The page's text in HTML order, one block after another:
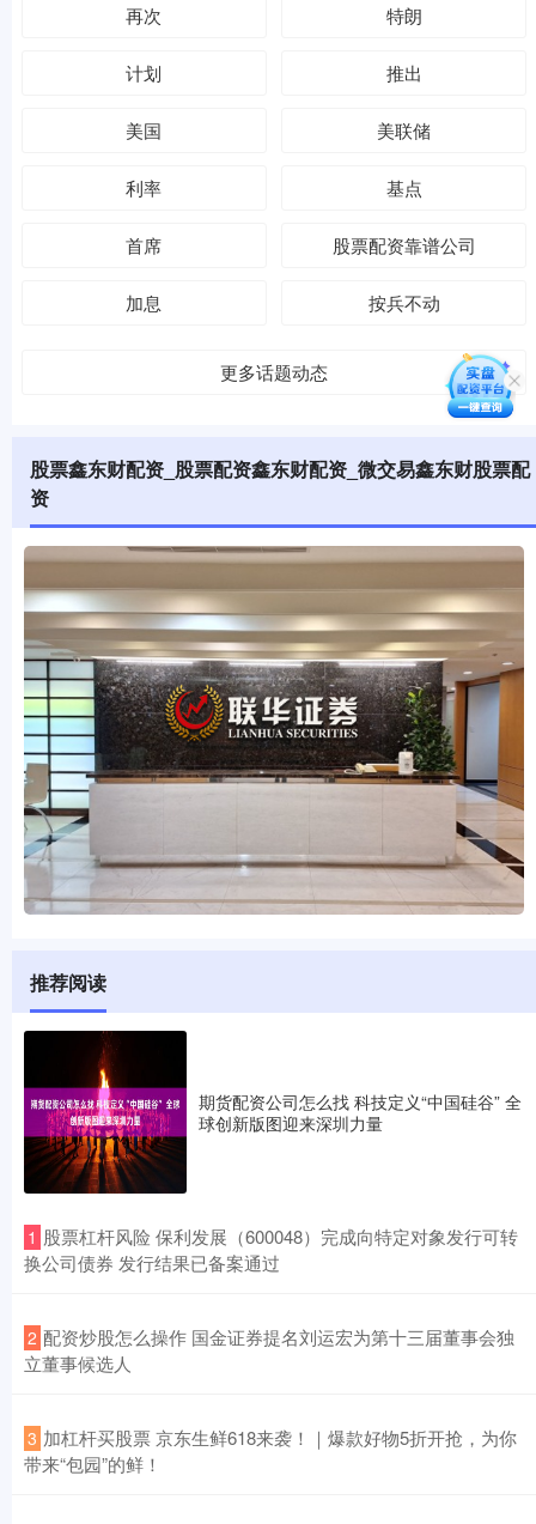
再次 特朗
计划 推出
美国 美联储
利率 基点
首席 股票配资靠谱公司
加息 按兵不动
更多话题动态
股票鑫东财配资_股票配资鑫东财配资_微交易鑫东财股票配
资
推荐阅读
期货配资公司怎么找 科技定义“中国硅谷” 全
球创新版图迎来深圳力量
1 ​股票杠杆风险 保利发展（600048）完成向特定对象发行可转
换公司债券 发行结果已备案通过
2 ​配资炒股怎么操作 国金证券提名刘运宏为第十三届董事会独
立董事候选人
3 ​加杠杆买股票 京东生鲜618来袭！｜爆款好物5折开抢，为你
带来“包园”的鲜！